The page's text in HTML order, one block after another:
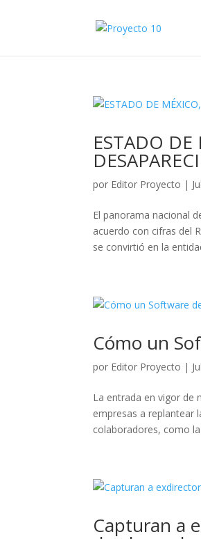
ESTADO
por Editor Proyecto |
El panorama nacional
acuerdo con cifras del
se convirtió en la
Cómo un
por Editor Proyecto |
La entrada en vigor de
empresas a replantear
colaboradores, como
Capturan a